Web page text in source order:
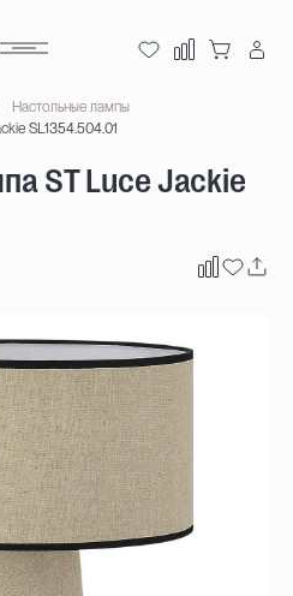
Настольные лампы
SL1354.504.01
ST Luce Jackie